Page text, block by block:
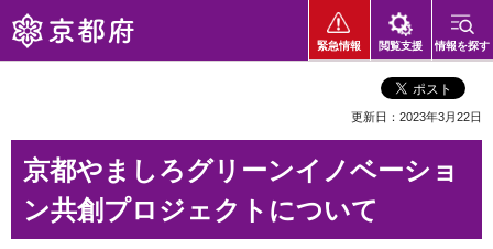
京都府
緊急情報 閲覧支援 情報を探す
更新日：2023年3月22日
京都やましろグリーンイノベーショ
ン共創プロジェクトについて